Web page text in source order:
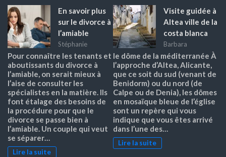
En savoir plus
sur le divorce à
l’amiable
Stéphanie
Pour connaître les tenants et
aboutissants du divorce à
l’amiable, on serait mieux à
l’aise de consulter les
spécialistes en la matière. Ils
font étalage des besoins de
la procédure pour que le
divorce se passe bien à
l’amiable. Un couple qui veut
se séparer…
Lire la suite
Visite guidée à
Altea ville de la
costa blanca
Barbara
le dôme de la méditerranée À
l’approche d’Altea, Alicante,
que ce soit du sud (venant de
Benidorm) ou du nord (de
Calpe ou de Denia), les dômes
en mosaïque bleue de l’église
sont un repère qui vous
indique que vous êtes arrivé
dans l’une des…
Lire la suite